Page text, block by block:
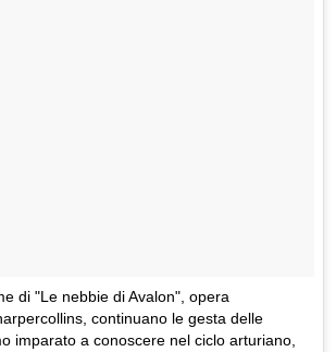
di "Le nebbie di Avalon", opera
continuano le gesta delle
imparato a conoscere nel ciclo arturiano,